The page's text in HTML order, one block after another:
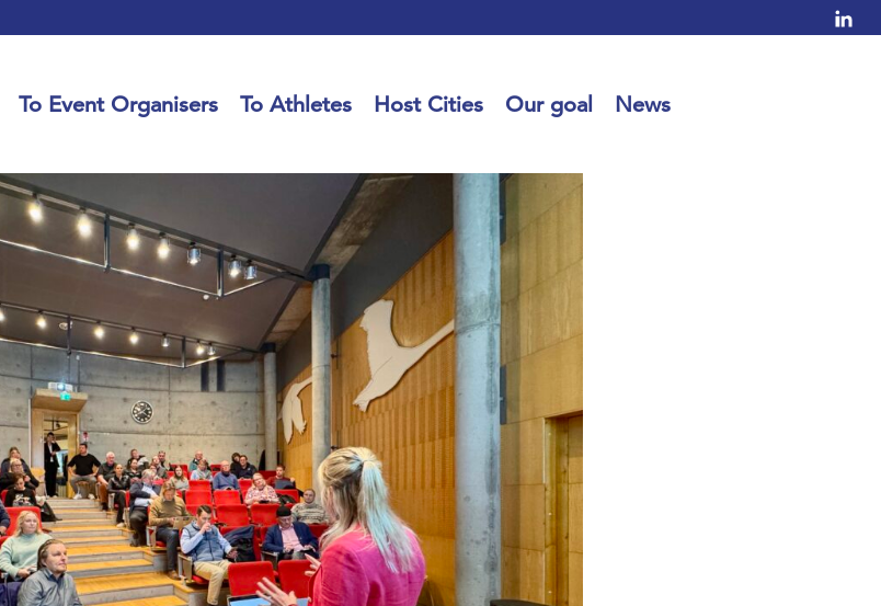
To Event Organisers To Athletes Host Cities Our goal News